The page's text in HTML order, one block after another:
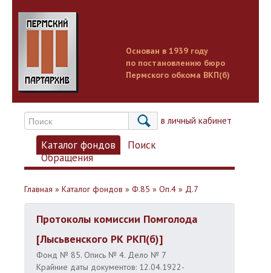
Основан в 1939 году
по постановлению бюро
Пермского обкома ВКП(б)
Вход в личный кабинет
Каталог фондов
Поиск
Обращения
Главная » Каталог фондов » Ф.85 » Оп.4 » Д.7
Протоколы комиссии Помголода
[Лысьвенского РК РКП(б)]
Фонд № 85. Опись № 4. Дело № 7
Крайние даты документов: 12.04.1922-